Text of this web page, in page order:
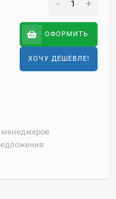
- +
ОФОРМИТЬ
ХОЧУ ДЕШЕВЛЕ!
менеджеров